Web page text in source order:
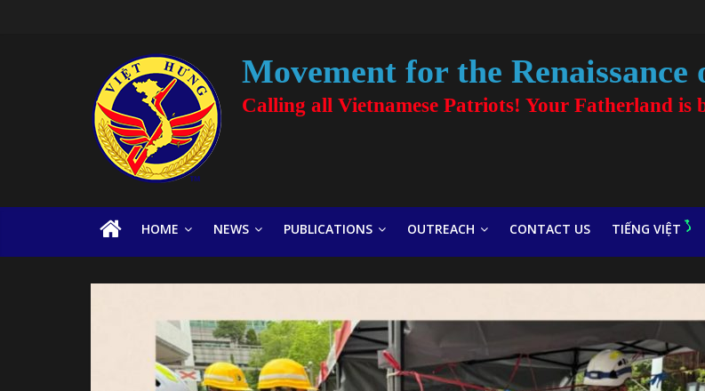
Movement for the
Calling all Vietnamese Patriots! Your Fatherland is
HOME NEWS PUBLICATIONS OUTREACH CONTACT US TIẾNG VIỆT